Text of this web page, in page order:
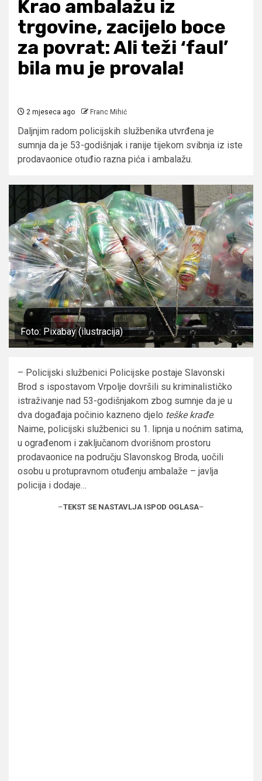
Krao ambalažu iz
trgovine, zacijelo boce
za povrat: Ali teži ‘faul’
bila mu je provala!
2 mjeseca ago Franc Mihić
Daljnjim radom policijskih službenika utvrđena je
sumnja da je 53-godišnjak i ranije tijekom svibnja iz iste
prodavaonice otuđio razna pića i ambalažu.
Foto: Pixabay (ilustracija)
– Policijski službenici Policijske postaje Slavonski
Brod s ispostavom Vrpolje dovršili su kriminalističko
istraživanje nad 53-godišnjakom zbog sumnje da je u
dva događaja počinio kazneno djelo teške krađe.
Naime, policijski službenici su 1. lipnja u noćnim satima,
u ograđenom i zaključanom dvorišnom prostoru
prodavaonice na području Slavonskog Broda, uočili
osobu u protupravnom otuđenju ambalaže – javlja
policija i dodaje…
–TEKST SE NASTAVLJA ISPOD OGLASA–